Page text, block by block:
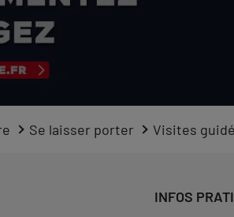
Se laisser porter Visites
INFOS